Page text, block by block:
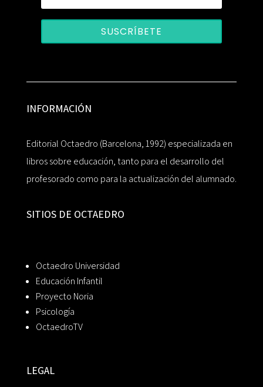
SUSCRÍBETE
INFORMACIÓN
Editorial Octaedro (Barcelona, 1992) especializada en
libros sobre educación, tanto para el desarrollo del
profesorado como para la actualización del alumnado.
SITIOS DE OCTAEDRO
Octaedro Universidad
Educación Infantil
Proyecto Noria
Psicología
OctaedroTV
LEGAL